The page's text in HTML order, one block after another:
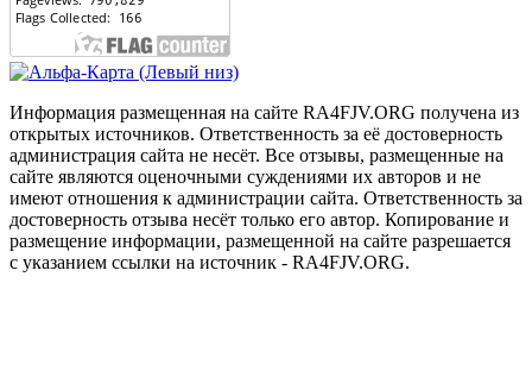
Информация размещенная на сайте RA4FJV.ORG получена из
открытых источников. Ответственность за её достоверность
администрация сайта не несёт. Все отзывы, размещенные на
сайте являются оценочными суждениями их авторов и не
имеют отношения к администрации сайта. Ответственность за
достоверность отзыва несёт только его автор. Копирование и
размещение информации, размещенной на сайте разрешается
с указанием ссылки на источник - RA4FJV.ORG.